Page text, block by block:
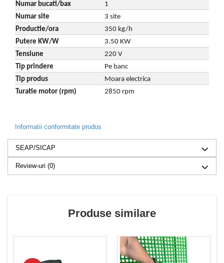
Numar bucati/bax
1
Numar site
3 site
Productie/ora
350 kg/h
Putere KW/W
3.50 KW
Tensiune
220 V
Tip prindere
Pe banc
Tip produs
Moara electrica
Turatie motor (rpm)
2850 rpm
Informatii conformitate produs
SEAP/SICAP
Review-uri (0)
Produse similare